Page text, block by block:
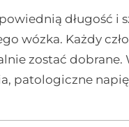
długość i
wózka. Każdy
zostać
patologiczne